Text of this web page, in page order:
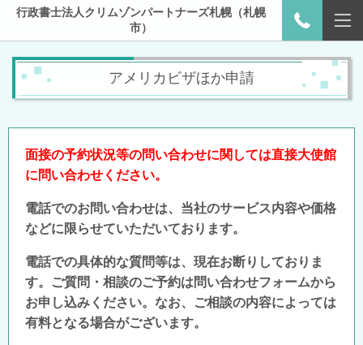
行政書士法人クリムゾンパートナーズ札幌（札幌
市）
アメリカビザほか申請
面接の予約状況等の問い合わせに関しては直接大使館
に問い合わせください。
電話でのお問い合わせは、当社のサービス内容や価格
などに限らせていただいております。
電話での具体的な質問等は、現在お断りしておりま
す。ご質問・相談のご予約は問い合わせフォームから
お申し込みください。なお、ご相談の内容によっては
有料となる場合がございます。